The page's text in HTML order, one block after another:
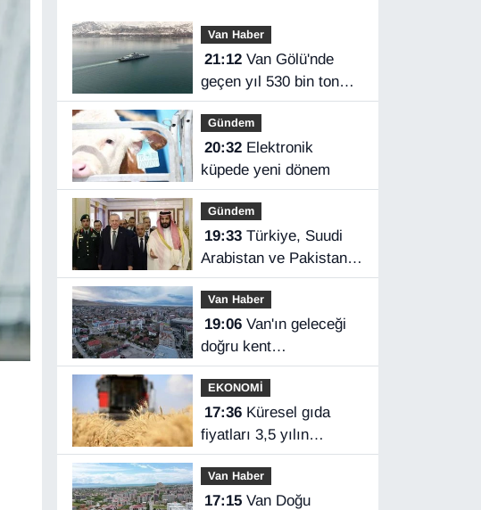
Van Haber
21:12Van Gölü'nde
geçen yıl 530 bin ton
yük taşındı
Gündem
20:32Elektronik
küpede yeni dönem
Gündem
19:33Türkiye, Suudi
Arabistan ve Pakistan
üçlü savunma
anlaşması imzaladı
Van Haber
19:06Van'ın geleceği
doğru kent
planlamasında
EKONOMİ
17:36Küresel gıda
fiyatları 3,5 yılın
zirvesinde
Van Haber
17:15Van Doğu